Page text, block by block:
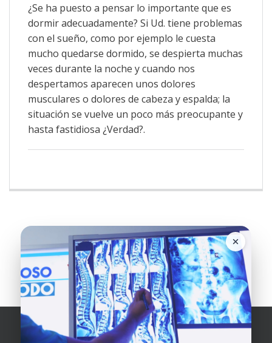
¿Se ha puesto a pensar lo importante que es
dormir adecuadamente? Si Ud. tiene problemas
con el sueño, como por ejemplo le cuesta
mucho quedarse dormido, se despierta muchas
veces durante la noche y cuando nos
despertamos aparecen unos dolores
musculares o dolores de cabeza y espalda; la
situación se vuelve un poco más preocupante y
hasta fastidiosa ¿Verdad?.